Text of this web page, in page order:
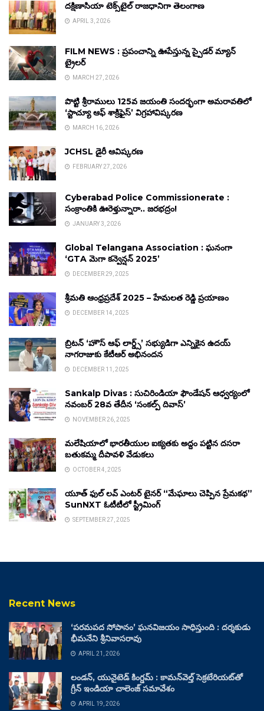
దక్షిణాసియా టెక్స్‌టైల్ రాజధానిగా తెలంగాణ
APRIL 3, 2026
FILM NEWS : ప్రపంచాన్ని ఊపేస్తున్న స్పైడర్ మ్యాన్
ట్రైలర్
MARCH 27, 2026
పొట్టి శ్రీరాములు 125వ జయంతి సందర్భంగా అమరావతిలో
‘స్టాచ్యూ ఆఫ్ శాక్రిఫైస్’ విగ్రహావిష్కరణ
MARCH 16, 2026
JCHSL డైరీ ఆవిష్కరణ
FEBRUARY 27, 2026
Cyberabad Police Commissionerate :
సంక్రాంతికి ఊరెళ్తున్నారా.. జరభద్రం!
JANUARY 3, 2026
Global Telangana Association : ఘనంగా
‘GTA మెగా కన్వెన్షన్ 2025’
DECEMBER 29, 2025
శ్రీమతి ఆంధ్రప్రదేశ్ 2025 – హేమలత రెడ్డి ప్రయాణం
DECEMBER 14, 2025
బ్రిటన్ ‘హౌస్ ఆఫ్ లార్డ్స్’ సభ్యుడిగా ఎన్నికైన ఉదయ్
నాగరాజుకు కేటీఆర్ అభినందన
DECEMBER 11, 2025
Sankalp Divas : సుచిరిండియా ఫౌండేషన్ ఆధ్వర్యంలో
నవంబర్ 28వ తేదీన ‘సంకల్ప్ దివాస్’
NOVEMBER 26, 2025
మలేషియాలో భారతీయుల ఐక్యతకు అద్దం పట్టిన దసరా
బతుకమ్మ దీపావళి వేడుకలు
OCTOBER 4, 2025
యూత్ ఫుల్ లవ్ ఎంటర్ టైనర్ “మేఘాలు చెప్పిన ప్రేమకథ”
SunNXT ఓటీటీలో స్ట్రీమింగ్
SEPTEMBER 27, 2025
Recent News
‘పరమపద సోపానం’ ఘనవిజయం సాధిస్తుంది : దర్శకుడు
భీమనేని శ్రీనివాసరావు
APRIL 21, 2026
లండన్, యునైటెడ్ కింగ్డమ్ : కామన్‌వెల్త్ సెక్రటేరియట్‌తో
గ్రీన్ ఇండియా చాలెంజ్ సమావేశం
APRIL 19, 2026